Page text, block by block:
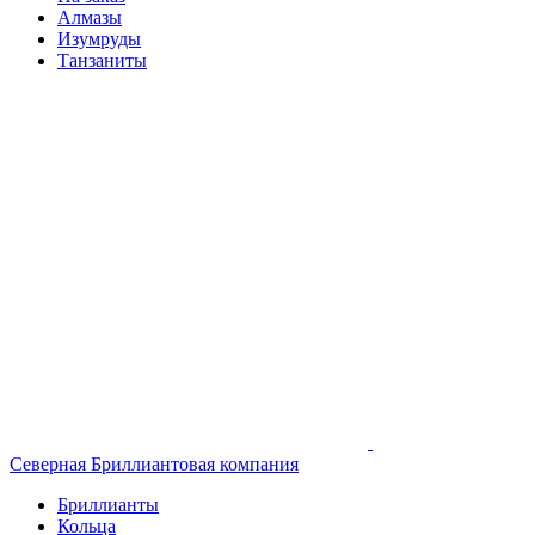
Алмазы
Изумруды
Танзаниты
Северная Бриллиантовая компания
Бриллианты
Кольца